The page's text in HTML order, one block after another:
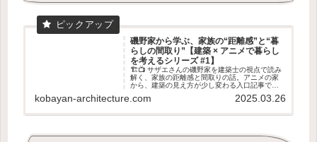
磯野家から学ぶ、家族の“距離感”と“暮
らしの間取り”【建築 × アニメで暮らし
を考えるシリーズ #1】
🏗️📺 サザエさんの磯野家を建築士の視点で読み
解く、家族の距離感と間取りの話。アニメの家
から、建築の見え方が少し変わる入口記事です
kobayan-architecture.com 2025.03.26